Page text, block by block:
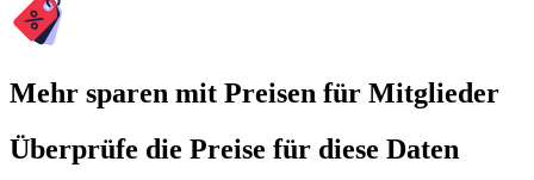
Mehr sparen mit Preisen für Mitglieder
Überprüfe die Preise für diese Daten